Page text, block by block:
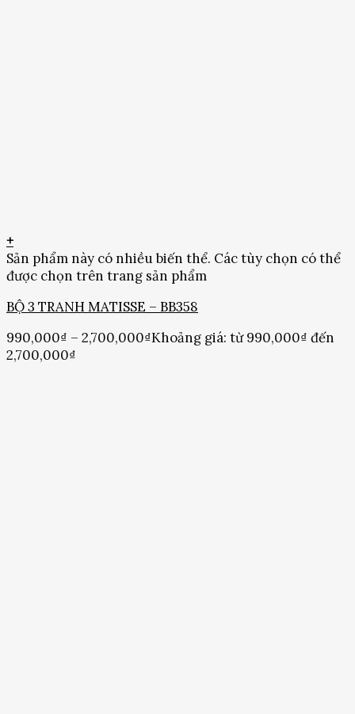
+
Sản phẩm này có nhiều biến thể. Các tùy chọn có thể
được chọn trên trang sản phẩm
BỘ 3 TRANH MATISSE – BB358
990,000₫ – 2,700,000₫Khoảng giá: từ 990,000₫ đến
2,700,000₫